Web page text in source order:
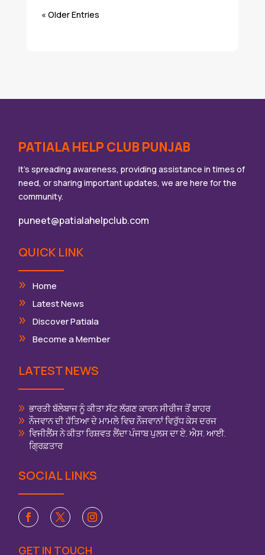
« Older Entries
PATIALA HELP CLUB PUNJAB
It’s spreading awareness, providing assistance in times of
need, or sharing important updates, we are here for the
community.
puneet@patialahelpclub.com
QUICK LINK
Home
Latest News
Discover Patiala
Become a Member
LATEST NEWS
ਭਾਰਤੀ ਬੱਲੇਬਾਜ ਨੂੰ ਕੀਤਾ ਸੱਟ ਲੱਗਣ ਕਾਰਨ ਸੀਰੀਜ ਤੋਂ ਬਾਹਰ
ਨੌਜਵਾਨ ਦੀ ਹੱਤਿਆ ਦੇ ਮਾਮਲੇ ਵਿਚ ਨੌਜਵਾਨਾਂ ਵਿਰੁੱਧ ਕੇਸ ਦਰਜ
ਵਿਜੀਲੈਂਸ ਨੇ ਕੀਤਾ ਰਿਸ਼ਵਤ ਲੈਂਦਾ ਪੰਜਾਬ ਪੁਲਸ ਦਾ ਏ. ਐਸ. ਆਈ.
ਗ੍ਰਿਫ਼ਤਾਰ
SOCIAL LINKS
GET IN TOUCH